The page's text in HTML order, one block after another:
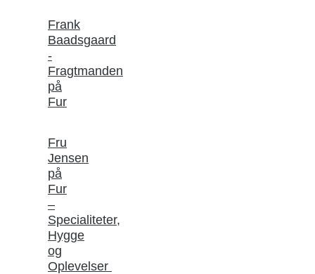
Frank
Baadsgaard
-
Fragtmanden
på
Fur
Fru
Jensen
på
Fur
–
Specialiteter,
Hygge
og
Oplevelser